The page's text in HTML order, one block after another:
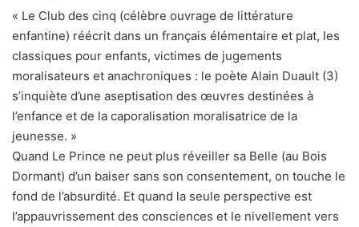
« Le Club des cinq (célèbre ouvrage de littérature
enfantine) réécrit dans un français élémentaire et plat, les
classiques pour enfants, victimes de jugements
moralisateurs et anachroniques : le poète Alain Duault (3)
s’inquiète d’une aseptisation des œuvres destinées à
l’enfance et de la caporalisation moralisatrice de la
jeunesse. »
Quand Le Prince ne peut plus réveiller sa Belle (au Bois
Dormant) d’un baiser sans son consentement, on touche le
fond de l’absurdité. Et quand la seule perspective est
l’appauvrissement des consciences et le nivellement vers